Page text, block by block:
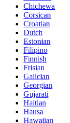
Chichewa
Corsican
Croatian
Dutch
Estonian
Filipino
Finnish
Frisian
Galician
Georgian
Gujarati
Haitian
Hausa
Hawaiian